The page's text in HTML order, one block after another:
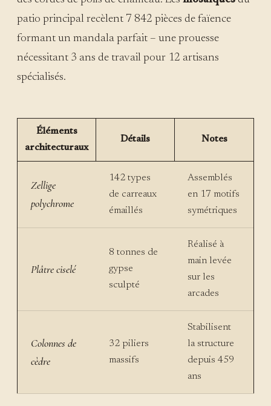
patio principal recèlent 7 842 pièces de faïence
formant un mandala parfait – une prouesse
nécessitant 3 ans de travail pour 12 artisans
spécialisés.
Éléments
architecturaux
Détails Notes
Zellige
polychrome
142 types
de carreaux
émaillés
Assemblés
en 17 motifs
symétriques
Plâtre ciselé
8 tonnes de
gypse
sculpté
Réalisé à
main levée
sur les
arcades
Colonnes de
cèdre
32 piliers
massifs
Stabilisent
la structure
depuis 459
ans